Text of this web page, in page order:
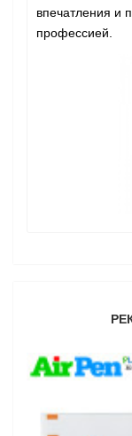
впечатления и
профессией.